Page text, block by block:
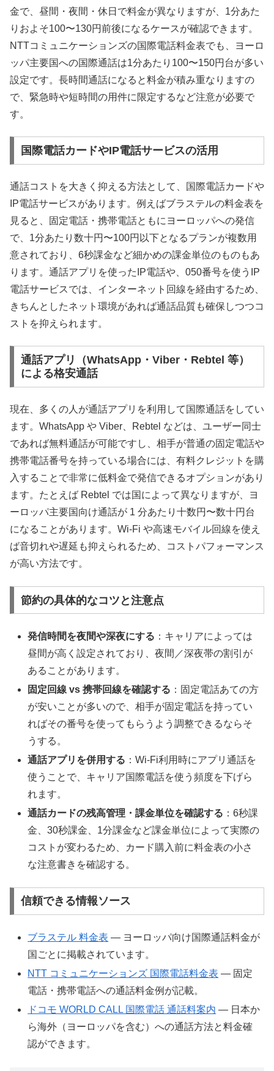
金で、昼間・夜間・休日で料金が異なりますが、1分あた
りおよそ100〜130円前後になるケースが確認できます。
NTTコミュニケーションズの国際電話料金表でも、ヨーロ
ッパ主要国への国際通話は1分あたり100〜150円台が多い
設定です。長時間通話になると料金が積み重なりますの
で、緊急時や短時間の用件に限定するなど注意が必要で
す。
国際電話カードやIP電話サービスの活用
通話コストを大きく抑える方法として、国際電話カードや
IP電話サービスがあります。例えばブラステルの料金表を
見ると、固定電話・携帯電話ともにヨーロッパへの発信
で、1分あたり数十円〜100円以下となるプランが複数用
意されており、6秒課金など細かめの課金単位のものもあ
ります。通話アプリを使ったIP電話や、050番号を使うIP
電話サービスでは、インターネット回線を経由するため、
きちんとしたネット環境があれば通話品質も確保しつつコ
ストを抑えられます。
通話アプリ（WhatsApp・Viber・Rebtel 等）
による格安通話
現在、多くの人が通話アプリを利用して国際通話をしてい
ます。WhatsApp や Viber、Rebtel などは、ユーザー同士
であれば無料通話が可能ですし、相手が普通の固定電話や
携帯電話番号を持っている場合には、有料クレジットを購
入することで非常に低料金で発信できるオプションがあり
ます。たとえば Rebtel では国によって異なりますが、ヨ
ーロッパ主要国向け通話が 1 分あたり十数円〜数十円台
になることがあります。Wi-Fi や高速モバイル回線を使え
ば音切れや遅延も抑えられるため、コストパフォーマンス
が高い方法です。
節約の具体的なコツと注意点
発信時間を夜間や深夜にする ：キャリアによっては
昼間が高く設定されており、夜間／深夜帯の割引が
あることがあります。
固定回線 vs 携帯回線を確認する ：固定電話あての方
が安いことが多いので、相手が固定電話を持ってい
ればその番号を使ってもらうよう調整できるならそ
うする。
通話アプリを併用する ：Wi-Fi利用時にアプリ通話を
使うことで、キャリア国際電話を使う頻度を下げら
れます。
通話カードの残高管理・課金単位を確認する ：6秒課
金、30秒課金、1分課金など課金単位によって実際の
コストが変わるため、カード購入前に料金表の小さ
な注意書きを確認する。
信頼できる情報ソース
ブラステル 料金表 ― ヨーロッパ向け国際通話料金が
国ごとに掲載されています。
NTT コミュニケーションズ 国際電話料金表 ― 固定
電話・携帯電話への通話料金例が記載。
ドコモ WORLD CALL 国際電話 通話料案内 ― 日本か
ら海外（ヨーロッパを含む）への通話方法と料金確
認ができます。